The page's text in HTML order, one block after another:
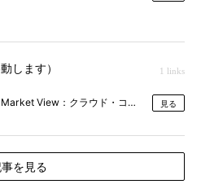
します） 1 links
View：クラウド・コンピューティン
見る
を見る